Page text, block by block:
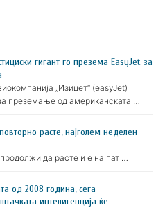
гигант го презема EasyJet за
„Изиџет“ (easyJet)
преземање од американската …
расте, најголем неделен
да расте и е на пат …
од 2008 година, сега
интелигенција ќе